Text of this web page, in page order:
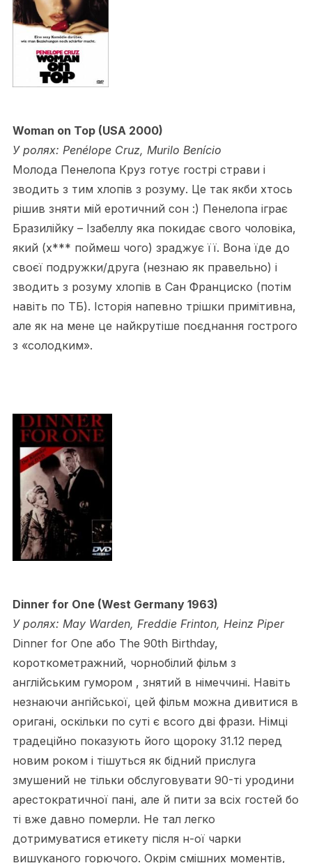
Woman on Top (USA 2000)
У ролях: Penélope Cruz, Murilo Benício
Молода Пенелопа Круз готує гострі страви і
зводить з тим хлопів з розуму. Це так якби хтось
рішив зняти мій еротичний сон :) Пенелопа іграє
Бразилійку – Ізабеллу яка покидає свого чоловіка,
який (х*** поймеш чого) зраджує її. Вона їде до
своєї подружки/друга (незнаю як правельно) і
зводить з розуму хлопів в Сан Франциско (потім
навіть по ТБ). Історія напевно трішки примітивна,
але як на мене це найкрутіше поєднання гострого
з «солодким».
Dinner for One (West Germany 1963)
У ролях: May Warden, Freddie Frinton, Heinz Piper
Dinner for One або The 90th Birthday,
короткометражний, чорнобілий фільм з
англійським гумором , знятий в німеччині. Навіть
незнаючи ангійської, цей фільм можна дивитися в
оригані, оскільки по суті є всого дві фрази. Німці
традеційно показують його щороку 31.12 перед
новим роком і тішуться як бідний прислуга
змушений не тільки обслуговувати 90-ті уродини
арестократичної пані, але й пити за всіх гостей бо
ті вже давно померли. Не тал легко
дотримуватися етикету після н-ої чарки
вишуканого горючого. Окрім смішних моментів,